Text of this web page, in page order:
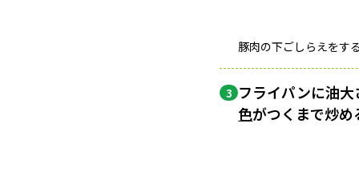
豚肉の下ごしらえをす
3 フライパンに油
色がつくまで炒め